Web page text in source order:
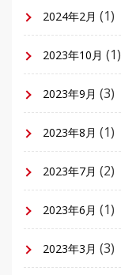
2024年2月 (1)
2023年10月 (1)
2023年9月 (3)
2023年8月 (1)
2023年7月 (2)
2023年6月 (1)
2023年3月 (3)